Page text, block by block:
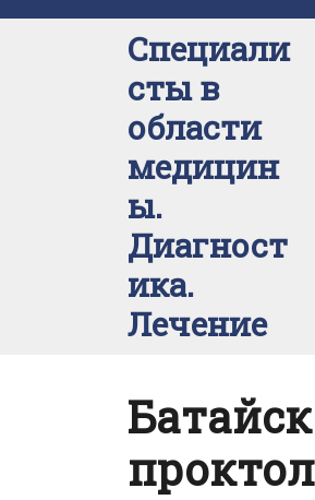
Специали
сты в
области
медицин
ы.
Диагност
ика.
Лечение